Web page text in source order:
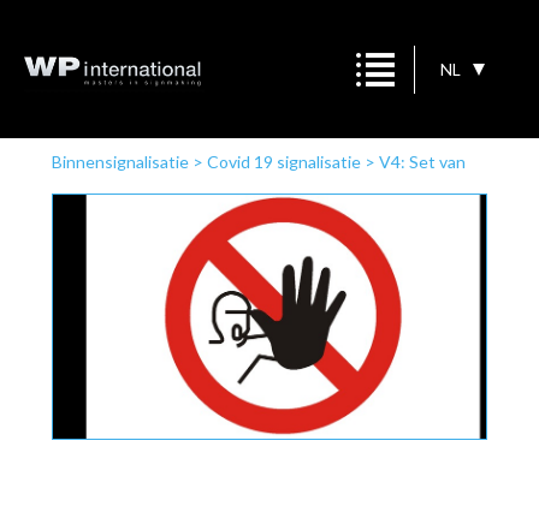
NL
Binnensignalisatie> Covid 19 signalisatie > V4: Set van
10 stickers (Ø 200 mm)